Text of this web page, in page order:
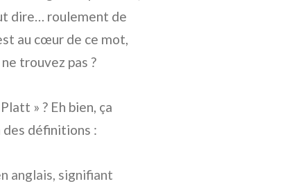
dire… roulement de
au cœur de ce mot,
trouvez pas ?
» ? Eh bien, ça
définitions :
anglais, signifiant